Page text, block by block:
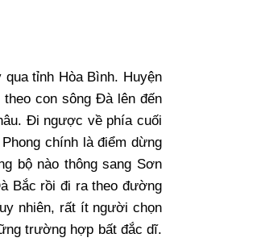
tỉnh Hòa Bình. Huyện
con sông Đà lên đến
Đi ngược về phía cuối
chính là điểm dừng
bộ nào thông sang Sơn
Bắc rồi đi ra theo đường
nhiên, rất ít người chọn
trường hợp bất đắc dĩ.